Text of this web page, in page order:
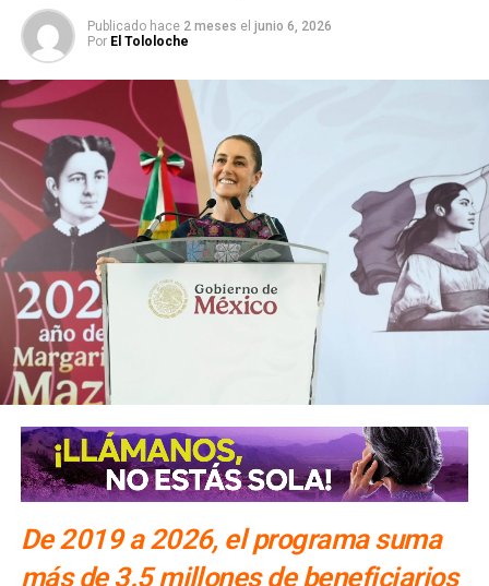
Publicado hace 2 meses el junio 6, 2026
Por El Tololoche
De 2019 a 2026, el programa suma
más de 3.5 millones de beneficiarios